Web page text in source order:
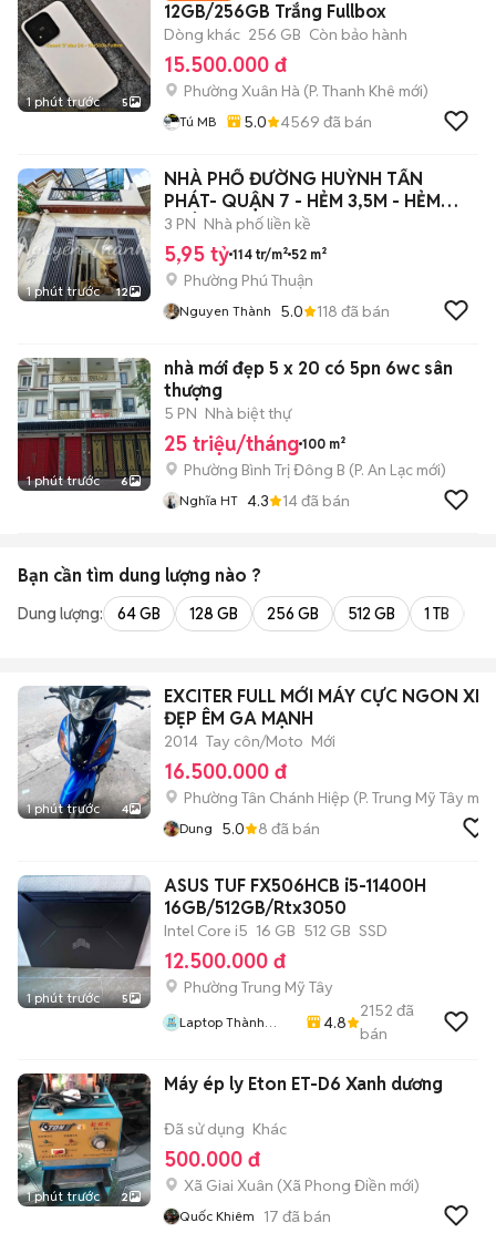
1 phút trước 5
12GB/256GB Trắng Fullbox
Dòng khác 256 GB Còn bảo hành
15.500.000 đ
Phường Xuân Hà (P. Thanh Khê mới)
Tú MB 5.0 4569 đã bán
1 phút trước 12
NHÀ PHỐ ĐƯỜNG HUỲNH TẤN
PHÁT- QUẬN 7 - HẺM 3,5M - HẺM
THÔNG.
3 PN Nhà phố liền kề
5,95 tỷ 114 tr/m² 52 m²
Phường Phú Thuận
Nguyen Thành 5.0 118 đã bán
1 phút trước 6
nhà mới đẹp 5 x 20 có 5pn 6wc sân
thượng
5 PN Nhà biệt thự
25 triệu/tháng 100 m²
Phường Bình Trị Đông B (P. An Lạc mới)
Nghĩa HT 4.3 14đã bán
Bạn cần tìm dung lượng nào ?
Dung lượng: 64 GB 128 GB 256 GB 512 GB 1 TB
1 phút trước 4
EXCITER FULL MỚI MÁY CỰC NGON XE
ĐẸP ÊM GA MẠNH
2014 Tay côn/Moto Mới
16.500.000 đ
Phường Tân Chánh Hiệp (P. Trung Mỹ Tây mới)
Dung 5.0 8 đã bán
1 phút trước 5
ASUS TUF FX506HCB i5-11400H
16GB/512GB/Rtx3050
Intel Core i5 16 GB 512 GB SSD
12.500.000 đ
Phường Trung Mỹ Tây
Laptop Thành
4.8
2152 đã
bán
1 phút trước 2
Máy ép ly Eton ET-D6 Xanh dương
Đã sử dụng Khác
500.000 đ
Xã Giai Xuân (Xã Phong Điền mới)
Quốc Khiêm 17 đã bán